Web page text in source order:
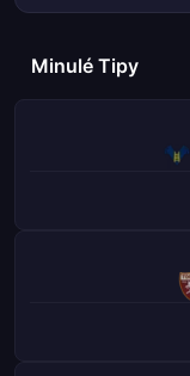
Minulé Tipy